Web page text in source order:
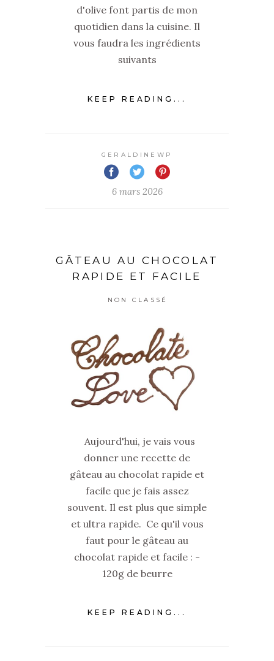
d'olive font partis de mon
quotidien dans la cuisine. Il
vous faudra les ingrédients
suivants
KEEP READING...
GERALDINEWP
6 mars 2026
GÂTEAU AU CHOCOLAT
RAPIDE ET FACILE
NON CLASSÉ
Aujourd'hui, je vais vous
donner une recette de
gâteau au chocolat rapide et
facile que je fais assez
souvent. Il est plus que simple
et ultra rapide. Ce qu'il vous
faut pour le gâteau au
chocolat rapide et facile : -
120g de beurre
KEEP READING...